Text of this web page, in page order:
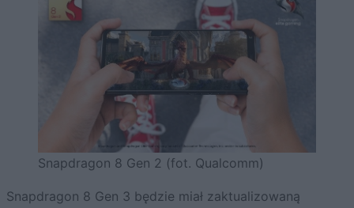
Snapdragon 8 Gen 2 (fot. Qualcomm)
Snapdragon 8 Gen 3 będzie miał zaktualizowaną